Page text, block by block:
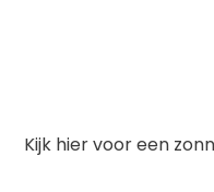
Kijk hier voor een